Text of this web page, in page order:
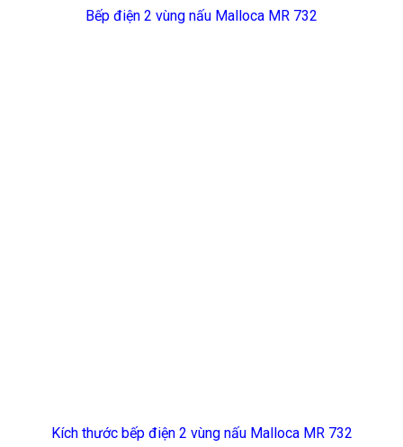
Bếp điện 2 vùng nấu Malloca MR 732
Kích thước bếp điện 2 vùng nấu Malloca MR 732